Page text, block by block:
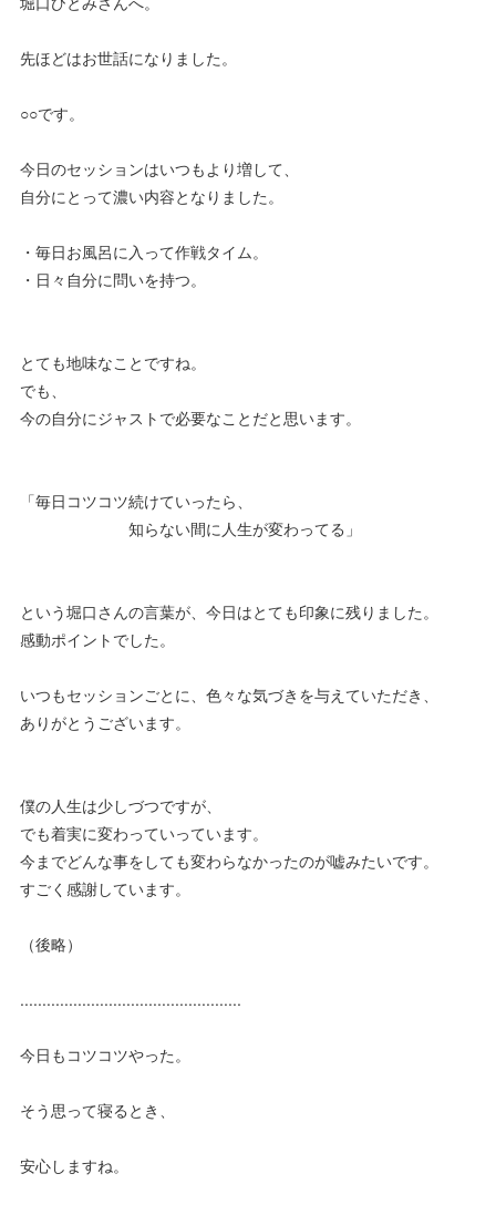
先ほどはお世話になりました。
○○です。
今日のセッションはいつもより増して、
自分にとって濃い内容となりました。
・毎日お風呂に入って作戦タイム。
・日々自分に問いを持つ。
とても地味なことですね。
でも、
今の自分にジャストで必要なことだと思います。
「毎日コツコツ続けていったら、
知らない間に人生が変わってる」
という堀口さんの言葉が、今日はとても印象に残りました。
感動ポイントでした。
いつもセッションごとに、色々な気づきを与えていただき、
ありがとうございます。
僕の人生は少しづつですが、
でも着実に変わっていっています。
今までどんな事をしても変わらなかったのが嘘みたいです。
すごく感謝しています。
（後略）
..................................................
今日もコツコツやった。
そう思って寝るとき、
安心しますね。